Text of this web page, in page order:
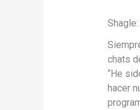
chats
“He
hacer